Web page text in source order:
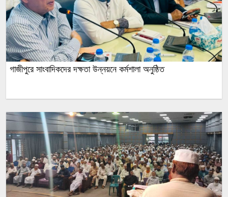
গাজীপুরে সাংবাদিকদের দক্ষতা উন্নয়নে কর্মশালা অনুষ্ঠিত